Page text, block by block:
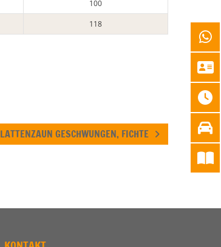
100
118
LATTENZAUN GESCHWUNGEN, FICHTE